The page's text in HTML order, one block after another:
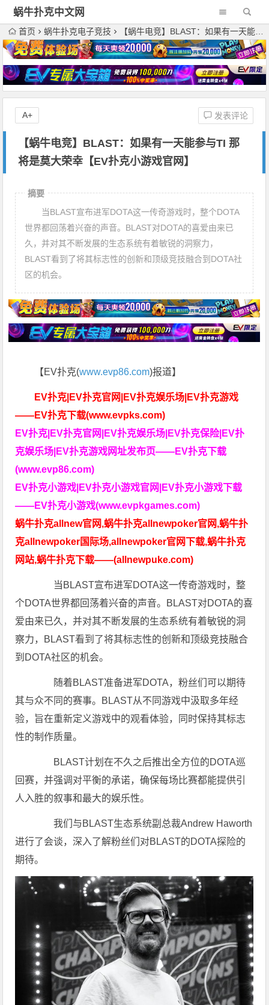
蜗牛扑克中文网
首页 蜗牛扑克电子竞技 【蜗牛电竞】BLAST：如果有一天能参与TI 那将是莫大荣幸【EV扑克小游戏官网】
【蜗牛电竞】BLAST：如果有一天能参与TI 那
将是莫大荣幸【EV扑克小游戏官网】
发表评论
A+
摘要
当BLAST宣布进军DOTA这一传奇游戏时，整个DOTA
世界都回荡着兴奋的声音。BLAST对DOTA的喜爱由来已
久，并对其不断发展的生态系统有着敏锐的洞察力，
BLAST看到了将其标志性的创新和顶级竞技融合到DOTA社
区的机会。
【EV扑克(www.evp86.com)报道】
EV扑克|EV扑克官网|EV扑克娱乐场|EV扑克游戏
——EV扑克下载(www.evpks.com)
EV扑克|EV扑克官网|EV扑克娱乐场|EV扑克保险|EV扑
克娱乐场|EV扑克游戏网址发布页——EV扑克下载
(www.evp86.com)
EV扑克小游戏|EV扑克小游戏官网|EV扑克小游戏下载
——EV扑克小游戏(www.evpkgames.com)
蜗牛扑克allnew官网,蜗牛扑克allnewpoker官网,蜗牛扑
克allnewpoker国际场,allnewpoker官网下载,蜗牛扑克
网站,蜗牛扑克下载——(allnewpuke.com)
当BLAST宣布进军DOTA这一传奇游戏时，整
个DOTA世界都回荡着兴奋的声音。BLAST对DOTA的喜
爱由来已久，并对其不断发展的生态系统有着敏锐的洞
察力，BLAST看到了将其标志性的创新和顶级竞技融合
到DOTA社区的机会。
随着BLAST准备进军DOTA，粉丝们可以期待
其与众不同的赛事。BLAST从不同游戏中汲取多年经
验，旨在重新定义游戏中的观看体验，同时保持其标志
性的制作质量。
BLAST计划在不久之后推出全方位的DOTA巡
回赛，并强调对平衡的承诺，确保每场比赛都能提供引
人入胜的叙事和最大的娱乐性。
我们与BLAST生态系统副总裁Andrew Haworth
进行了会谈，深入了解粉丝们对BLAST的DOTA探险的
期待。